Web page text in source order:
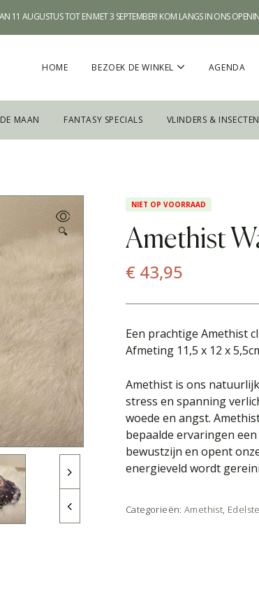
HOME BEZOEK DE WINKEL AGENDA
MAAN FANTASY SPECIALS VLINDERS & INSECTEN
🔍
NIET OP VOORRAAD
Amethist
€ 43,95
Een prachtige Amethist
Afmeting 11,5 x 12 x
Amethist is ons
stress en spanning
woede en angst.
bepaalde ervaringen
bewustzijn en opent
energieveld wordt
Categorieën:Amethist
11 AUGUSTUS TOT EN MET 3 SEPTEMBER! KOM LANGS IN ONS